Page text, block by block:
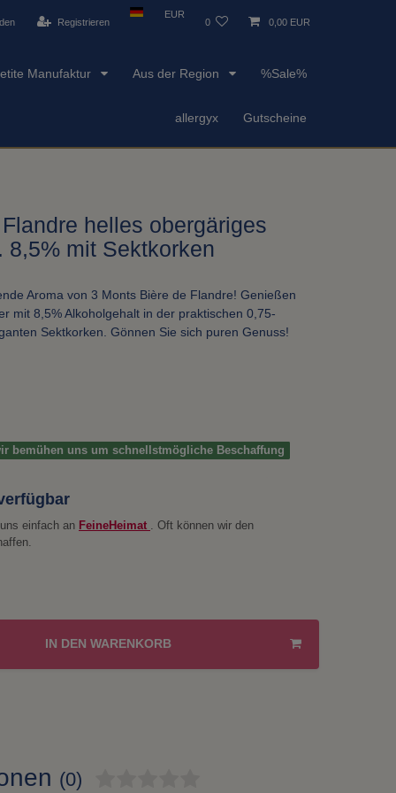
Registrieren
EUR
0 0,00 EUR
Manufaktur Aus der Region %Sale%
allergyx Gutscheine
helles obergäriges
8,5% mit Sektkorken
Aroma von 3 Monts Bière de Flandre! Genießen
mit 8,5% Alkoholgehalt in der praktischen 0,75-
Sektkorken. Gönnen Sie sich puren Genuss!
bemühen uns um schnellstmögliche Beschaffung
einfach an FeineHeimat
. Oft können wir den
IN DEN WARENKORB
(0)